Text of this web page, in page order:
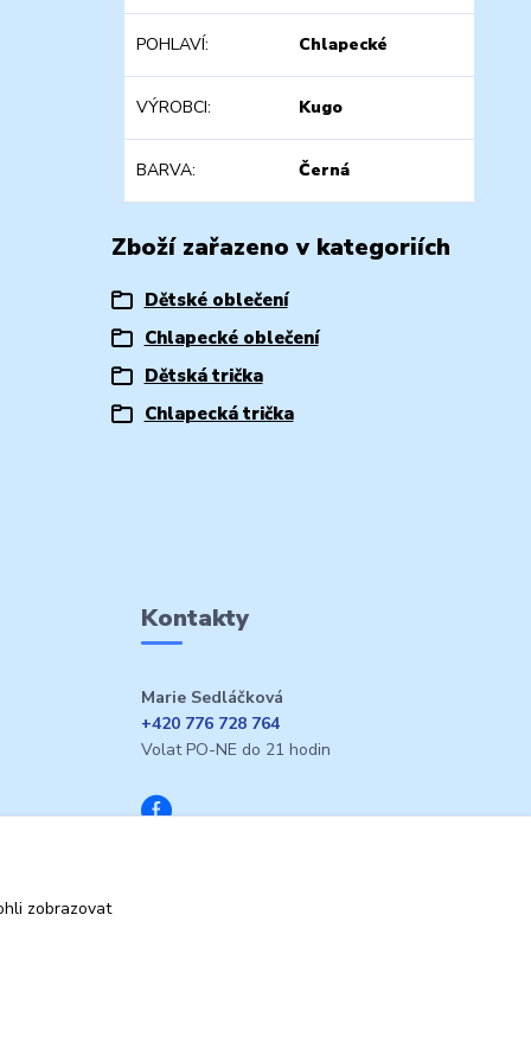
POHLAVÍ Chlapecké
VÝROBCI Kugo
BARVA Černá
Zboží zařazeno v kategoriích
Dětské oblečení
Chlapecké oblečení
Dětská trička
Chlapecká trička
Kontakty
Marie Sedláčková
+420 776 728 764
Volat PO-NE do 21 hodin
zobrazovat